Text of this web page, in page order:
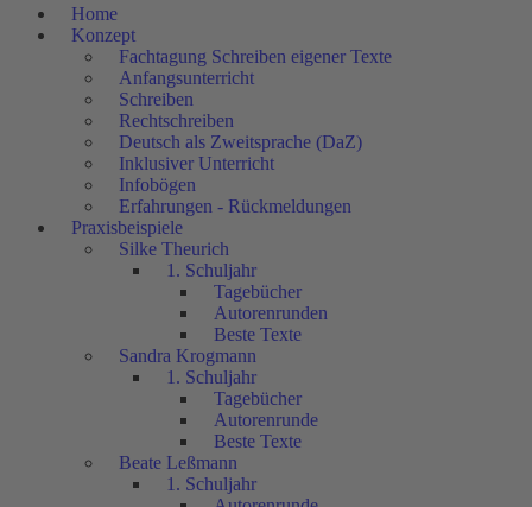
Home
Konzept
Fachtagung Schreiben eigener Texte
Anfangsunterricht
Schreiben
Rechtschreiben
Deutsch als Zweitsprache (DaZ)
Inklusiver Unterricht
Infobögen
Erfahrungen - Rückmeldungen
Praxisbeispiele
Silke Theurich
1. Schuljahr
Tagebücher
Autorenrunden
Beste Texte
Sandra Krogmann
1. Schuljahr
Tagebücher
Autorenrunde
Beste Texte
Beate Leßmann
1. Schuljahr